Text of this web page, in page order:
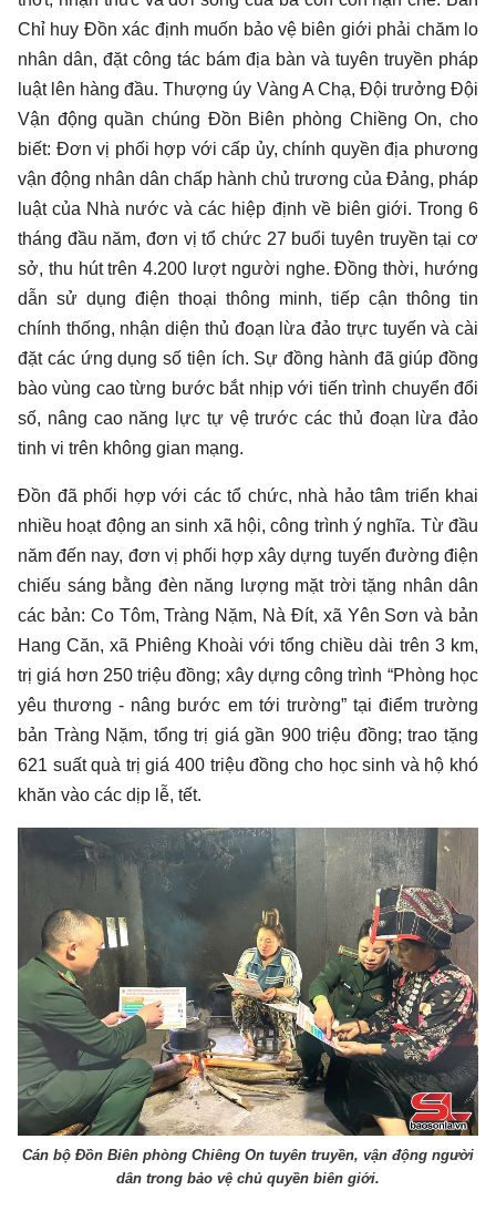
Chỉ huy Đồn xác định muốn bảo vệ biên giới phải chăm lo
nhân dân, đặt công tác bám địa bàn và tuyên truyền pháp
luật lên hàng đầu. Thượng úy Vàng A Chạ, Đội trưởng Đội
Vận động quần chúng Đồn Biên phòng Chiềng On, cho
biết: Đơn vị phối hợp với cấp ủy, chính quyền địa phương
vận động nhân dân chấp hành chủ trương của Đảng, pháp
luật của Nhà nước và các hiệp định về biên giới. Trong 6
tháng đầu năm, đơn vị tổ chức 27 buổi tuyên truyền tại cơ
sở, thu hút trên 4.200 lượt người nghe. Đồng thời, hướng
dẫn sử dụng điện thoại thông minh, tiếp cận thông tin
chính thống, nhận diện thủ đoạn lừa đảo trực tuyến và cài
đặt các ứng dụng số tiện ích. Sự đồng hành đã giúp đồng
bào vùng cao từng bước bắt nhịp với tiến trình chuyển đổi
số, nâng cao năng lực tự vệ trước các thủ đoạn lừa đảo
tinh vi trên không gian mạng.
Đồn đã phối hợp với các tổ chức, nhà hảo tâm triển khai
nhiều hoạt động an sinh xã hội, công trình ý nghĩa. Từ đầu
năm đến nay, đơn vị phối hợp xây dựng tuyến đường điện
chiếu sáng bằng đèn năng lượng mặt trời tặng nhân dân
các bản: Co Tôm, Tràng Nặm, Nà Đít, xã Yên Sơn và bản
Hang Căn, xã Phiêng Khoài với tổng chiều dài trên 3 km,
trị giá hơn 250 triệu đồng; xây dựng công trình “Phòng học
yêu thương - nâng bước em tới trường” tại điểm trường
bản Tràng Nặm, tổng trị giá gần 900 triệu đồng; trao tặng
621 suất quà trị giá 400 triệu đồng cho học sinh và hộ khó
khăn vào các dịp lễ, tết.
Cán bộ Đồn Biên phòng Chiêng On tuyên truyền, vận động người
dân trong bảo vệ chủ quyền biên giới.